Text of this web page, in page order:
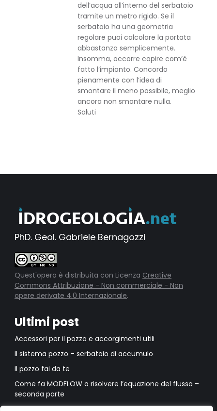
dell’acqua all’interno del serbatoio
tramite un metro rigido. Se il
serbatoio ha una geometria
regolare puoi calcolare la portata
abbastanza semplicemente.
Insomma, occorre capire com’è
fatto l’impianto. Concordo
pienamente con l’idea di
smontare il meno possibile, meglio
ancora non smontare nulla.
Saluti
PhD. Geol. Gabriele Bernagozzi
Quest'opera è distribuita con Licenza Creative
Commons Attribuzione - Non commerciale - Non
opere derivate 4.0 Internazionale.
Ultimi post
Accessori per il pozzo e accorgimenti utili
Il sistema pozzo – serbatoio di accumulo
Il pozzo fai da te
Come fa MODFLOW a risolvere l’equazione del flusso –
seconda parte